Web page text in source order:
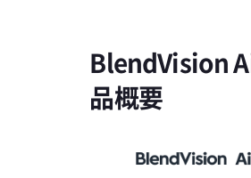
BlendVision
品概要